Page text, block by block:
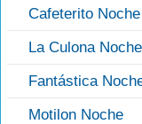
Cafeterito Noche
La Culona Noche
Fantástica
Motilon Noche